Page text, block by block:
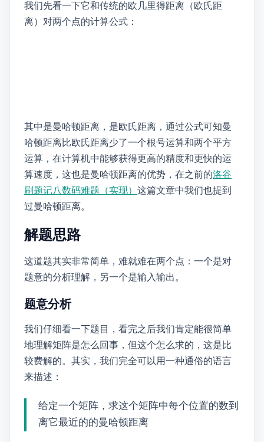
我们先看一下它和传统的欧几里得距离（欧氏距
离）对两个点 \( A\left( x_1, y_1\right) , B\left( x_2, y_2\right) \) 的计算公式：
其中 \( D_M \) 是曼哈顿距离，\( D_E \) 是欧氏距离，通过公式可知曼
哈顿距离比欧氏距离少了一个根号运算和两个平方
运算，在计算机中能够获得更高的精度和更快的运
算速度，这也是曼哈顿距离的优势，在之前的“洛谷
刷题记——P1379 八数码难题（BFS A* 实现） ”这篇文章中我们也提到
过曼哈顿距离。
解题思路
这道题其实非常简单，难就难在两个点：一个是对
题意的分析理解，另一个是输入输出。
题意分析
我们仔细看一下题目，看完之后我们肯定能很简单
地理解矩阵 \( A \) 是怎么回事，但这个 \( B \) 怎么求的，这是比
较费解的。其实，我们完全可以用一种通俗的语言
来描述：
给定一个01矩阵，求这个矩阵中每个位置的数到
离它最近的“1”的曼哈顿距离